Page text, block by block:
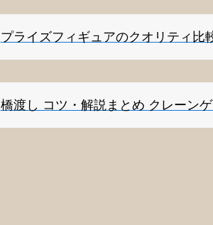
プライズフィギュアのクオリティ比
橋渡し コツ・解説まとめ クレーン